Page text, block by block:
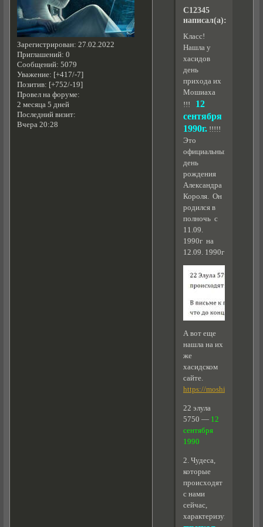
Зарегистрирован: 27.02.2022
Приглашений: 0
Сообщений: 5079
Уважение: [+417/-7]
Позитив: [+752/-19]
Провел на форуме:
2 месяца 5 дней
Последний визит:
Вчера 20:28
C12345
написал(а):
Класс!
Нашла у
хасидов
день
прихода их
Мошиаха
!!! 12
сентября
1990г.!!!!!
Это
официальный
день
рождения
Александра
Короля. Он
родился в
полночь с
11.09.
1990г на
12.09. 1990г
А вот еще
нашла на их
же
хасидском
сайте.
https://moshiach.ru/
22 элула
5750 — 12
сентября
1990
2. Чудеса,
которые
происходят
с нами
сейчас,
характеризуют